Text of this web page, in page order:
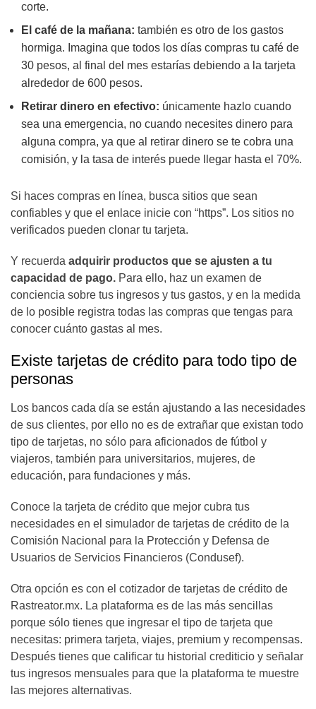
corte.
El café de la mañana: también es otro de los gastos
hormiga. Imagina que todos los días compras tu café de
30 pesos, al final del mes estarías debiendo a la tarjeta
alrededor de 600 pesos.
Retirar dinero en efectivo: únicamente hazlo cuando
sea una emergencia, no cuando necesites dinero para
alguna compra, ya que al retirar dinero se te cobra una
comisión, y la tasa de interés puede llegar hasta el 70%.
Si haces compras en línea, busca sitios que sean
confiables y que el enlace inicie con “https”. Los sitios no
verificados pueden clonar tu tarjeta.
Y recuerda adquirir productos que se ajusten a tu
capacidad de pago. Para ello, haz un examen de
conciencia sobre tus ingresos y tus gastos, y en la medida
de lo posible registra todas las compras que tengas para
conocer cuánto gastas al mes.
Existe tarjetas de crédito para todo tipo de
personas
Los bancos cada día se están ajustando a las necesidades
de sus clientes, por ello no es de extrañar que existan todo
tipo de tarjetas, no sólo para aficionados de fútbol y
viajeros, también para universitarios, mujeres, de
educación, para fundaciones y más.
Conoce la tarjeta de crédito que mejor cubra tus
necesidades en el simulador de tarjetas de crédito de la
Comisión Nacional para la Protección y Defensa de
Usuarios de Servicios Financieros (Condusef).
Otra opción es con el cotizador de tarjetas de crédito de
Rastreator.mx. La plataforma es de las más sencillas
porque sólo tienes que ingresar el tipo de tarjeta que
necesitas: primera tarjeta, viajes, premium y recompensas.
Después tienes que calificar tu historial crediticio y señalar
tus ingresos mensuales para que la plataforma te muestre
las mejores alternativas.